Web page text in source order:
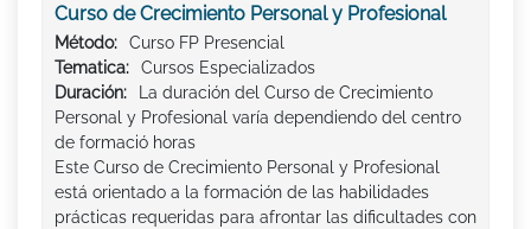
Curso de Crecimiento Personal y Profesional
Método:
Curso FP Presencial
Tematica:
Cursos Especializados
Duración:
La duración del Curso de Crecimiento
Personal y Profesional varía dependiendo del centro
de formació horas
Este Curso de Crecimiento Personal y Profesional
está orientado a la formación de las habilidades
prácticas requeridas para afrontar las dificultades con